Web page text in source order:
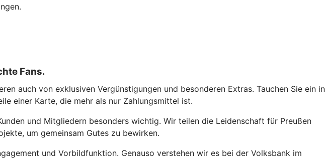
Fans.
auch von exklusiven Vergünstigungen und besonderen Extras. Tauchen Sie ein in
einer Karte, die mehr als nur Zahlungsmittel ist.
und Mitgliedern besonders wichtig. Wir teilen die Leidenschaft für Preußen
um gemeinsam Gutes zu bewirken.
und Vorbildfunktion. Genauso verstehen wir es bei der Volksbank im